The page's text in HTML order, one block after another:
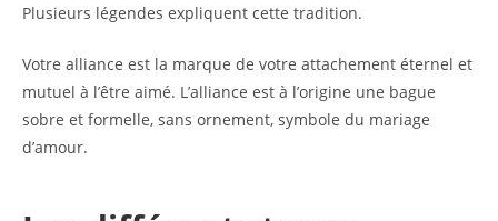
Plusieurs légendes expliquent cette tradition.
Votre alliance est la marque de votre attachement éternel et
mutuel à l’être aimé. L’alliance est à l’origine une bague
sobre et formelle, sans ornement, symbole du mariage
d’amour.